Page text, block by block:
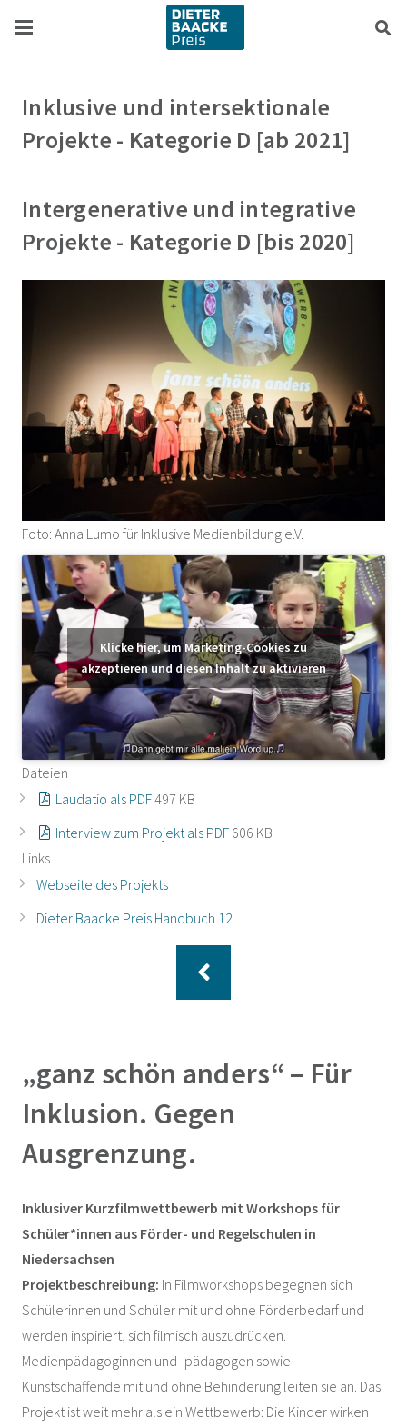
Inhalt
Navigation
Inklusive und intersektionale
Projekte - Kategorie D [ab 2021]
Intergenerative und integrative
Projekte - Kategorie D [bis 2020]
Foto: Anna Lumo für Inklusive Medienbildung e.V.
Klicke hier, um Marketing-Cookies zu
akzeptieren und diesen Inhalt zu aktivieren
Dateien
Laudatio als PDF497 KB
Interview zum Projekt als PDF 606 KB
Links
Webseite des Projekts
Dieter Baacke Preis Handbuch 12
„ganz schön anders“ – Für
Inklusion. Gegen
Ausgrenzung.
Inklusiver Kurzfilmwettbewerb mit Workshops für
Schüler*innen aus Förder- und Regelschulen in
Niedersachsen
Projektbeschreibung: In Filmworkshops begegnen sich
Schülerinnen und Schüler mit und ohne Förderbedarf und
werden inspiriert, sich filmisch auszudrücken.
Medienpädagoginnen und -pädagogen sowie
Kunstschaffende mit und ohne Behinderung leiten sie an. Das
Projekt ist weit mehr als ein Wettbewerb: Die Kinder wirken